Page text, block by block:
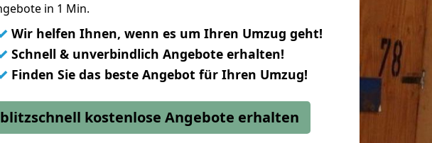
in 1 Min.
Wir helfen Ihnen, wenn es um Ihren Umzug geht!
Schnell & unverbindlich Angebote erhalten!
Finden Sie das beste Angebot für Ihren Umzug!
blitzschnell kostenlose Angebote erhalten